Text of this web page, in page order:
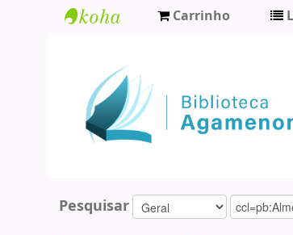
Agamenon
Magalhães
Carrinho
Pesquisar